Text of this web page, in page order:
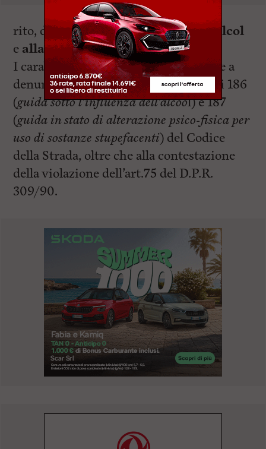
rito, dai quali è risultato positivo all’alcol
e alla cocaina.
I carabinieri hanno proceduto dunque a
denunciare lo straniero per gli articoli 186
(guida sotto l’influenza dell’alcool) e 187
(guida in stato di alterazione psico-fisica per
uso di sostanze stupefacenti) del Codice
della Strada, oltre che alla contestazione
della violazione dell’art.75 del D.P.R.
309/90.